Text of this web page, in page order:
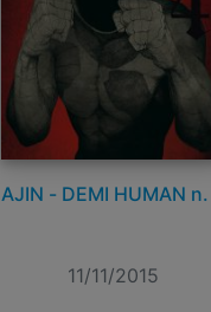
AJIN - DEMI HUMAN
11/11/2015